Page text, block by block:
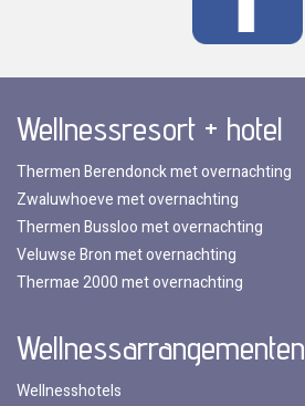
Wellnessresort + hotel
Thermen Berendonck met overnachting
Zwaluwhoeve met overnachting
Thermen Bussloo met overnachting
Veluwse Bron met overnachting
Thermae 2000 met overnachting
Wellnessarrangementen
Wellnesshotels